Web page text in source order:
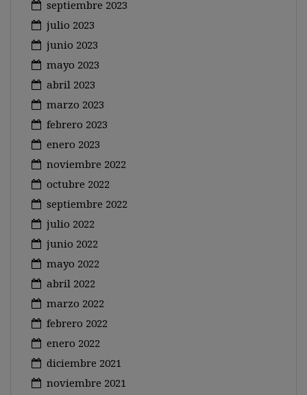
septiembre 2023
julio 2023
junio 2023
mayo 2023
abril 2023
marzo 2023
febrero 2023
enero 2023
noviembre 2022
octubre 2022
septiembre 2022
julio 2022
junio 2022
mayo 2022
abril 2022
marzo 2022
febrero 2022
enero 2022
diciembre 2021
noviembre 2021